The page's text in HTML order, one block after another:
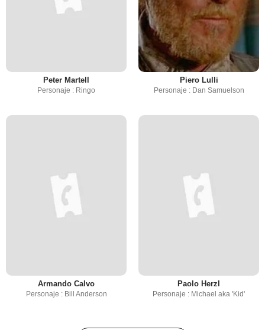
Peter Martell
Personaje : Ringo
Piero Lulli
Personaje : Dan Samuelson
Armando Calvo
Personaje : Bill Anderson
Paolo Herzl
Personaje : Michael aka 'Kid'